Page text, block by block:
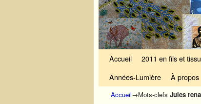
Accueil 2011 en fils et tissu
Années-Lumière
À propos
Accueil→Mots-clefs Jules